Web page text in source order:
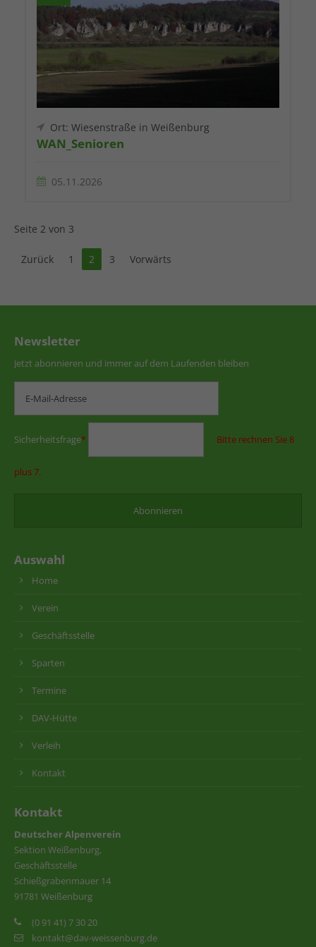
Ort: Wiesenstraße in Weißenburg
WAN_Senioren
05.11.2026
Seite 2 von 3
Zurück 1 2 3 Vorwärts
Newsletter
Jetzt abonnieren und immer auf dem Laufenden bleiben
Sicherheitsfrage* Bitte rechnen Sie 8
plus 7.
Auswahl
Home
Verein
Geschäftsstelle
Sparten
Termine
DAV-Hütte
Verleih
Kontakt
Kontakt
Deutscher Alpenverein
Sektion Weißenburg,
Geschäftsstelle
Schießgrabenmauer 14
91781 Weißenburg
(0 91 41) 7 30 20
kontakt@dav-weissenburg.de